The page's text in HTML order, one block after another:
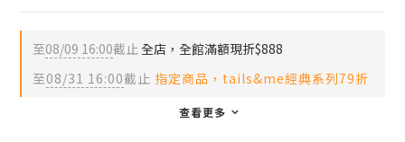
至08/09 16:00截止全店，全館滿額現折$888
至08/31 16:00截止 指定商品，tails&me經典系列79折
查看更多